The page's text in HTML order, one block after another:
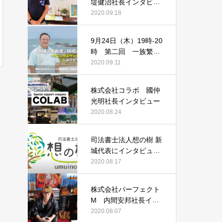
ー
2020.09.18
9月24日（木）19時‐20
時 第二回 一族繁栄
相続セミナー「相続の
10年前からやるべき3
2020.09.11
株式会社コラボ 國仲
光明社長インタビュー
2020.08.24
司法書士法人想の樹 新
城代表にインタビュー
しました！
2020.08.17
株式会社パーフェクト
M 内間安邦社長イン
タビュー
2020.08.07